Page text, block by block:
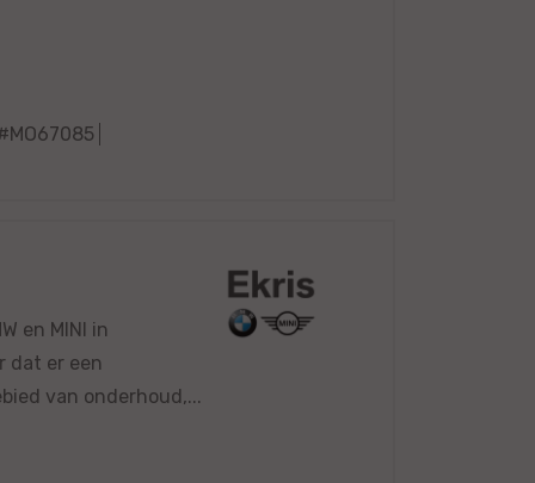
en MINI in
dat er een
van onderhoud,...